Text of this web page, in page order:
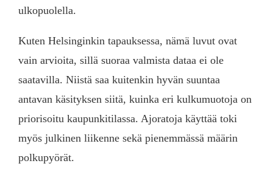
ulkopuolella.
Kuten Helsinginkin tapauksessa, nämä luvut ovat
vain arvioita, sillä suoraa valmista dataa ei ole
saatavilla. Niistä saa kuitenkin hyvän suuntaa
antavan käsityksen siitä, kuinka eri kulkumuotoja on
priorisoitu kaupunkitilassa. Ajoratoja käyttää toki
myös julkinen liikenne sekä pienemmässä määrin
polkupyörät.